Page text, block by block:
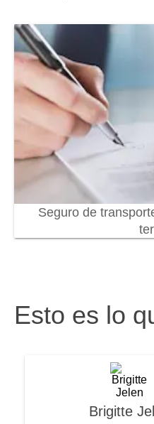
Seguro de
Esto es lo
Brigitte